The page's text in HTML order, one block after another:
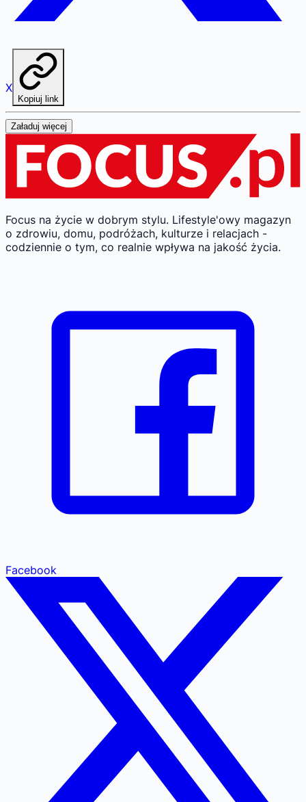
X
Kopiuj link
Załaduj więcej
Focus na życie w dobrym stylu. Lifestyle'owy magazyn
o zdrowiu, domu, podróżach, kulturze i relacjach -
codziennie o tym, co realnie wpływa na jakość życia.
Facebook